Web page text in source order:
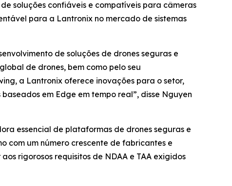
soluções confiáveis e compatíveis para câmeras
para a Lantronix no mercado de sistemas
de soluções de drones seguras e
de drones, bem como pelo seu
a Lantronix oferece inovações para o setor,
em Edge em tempo real”, disse Nguyen
essencial de plataformas de drones seguras e
com um número crescente de fabricantes e
rigorosos requisitos de NDAA e TAA exigidos